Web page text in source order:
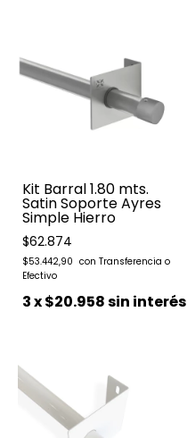
Kit Barral 1.80 mts.
Satin Soporte Ayres
Simple Hierro
$62.874
$53.442,90
3x$20.958sin interés